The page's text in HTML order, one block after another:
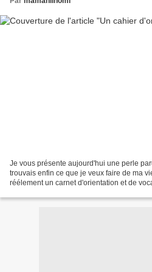
Je vous présente aujourd'hui une perle
trouvais enfin ce que je veux faire de ma
réélement un carnet d'orientation et de